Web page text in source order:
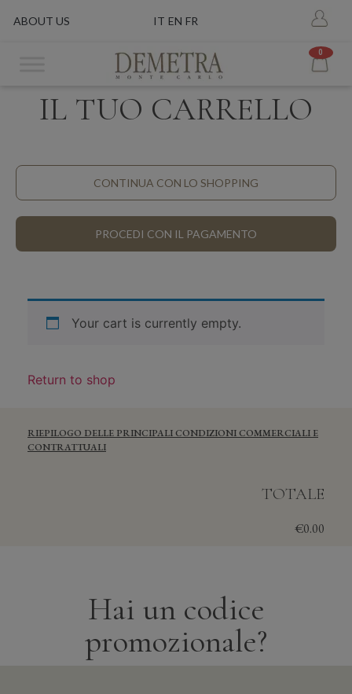
ABOUT US IT EN FR
0
IL TUO CARRELLO
CONTINUA CON LO SHOPPING
PROCEDI CON IL PAGAMENTO
Your cart is currently empty.
Return to shop
RIEPILOGO DELLE PRINCIPALI CONDIZIONI COMMERCIALI E
CONTRATTUALI
TOTALE
€0.00
Hai un codice
promozionale?